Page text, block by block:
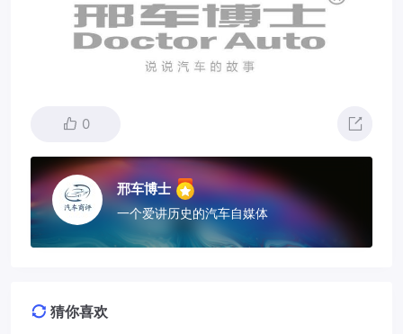
0
邢车博士
一个爱讲历史的汽车自媒体
猜你喜欢